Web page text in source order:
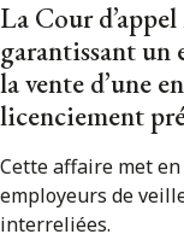
La Cour
garantissant un
la vente d’une
licenciement
Cette affaire met
employeurs de
interreliées.